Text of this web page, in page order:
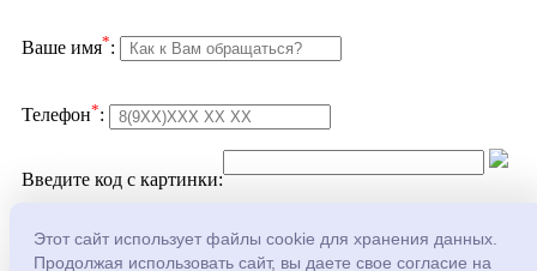
Этот сайт использует файлы cookie для хранения данных.
Продолжая использовать сайт, вы даете свое согласие на
Ваше имя*:
Телефон*:
Введите код с картинки:
конфеденциальностииобработкой персональных